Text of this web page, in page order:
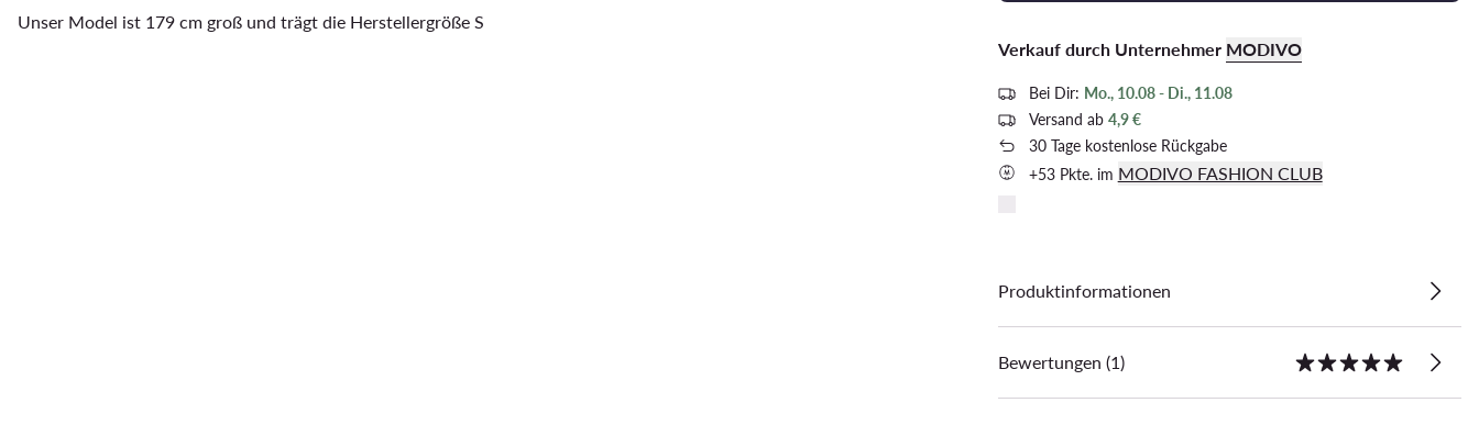
Unser Model ist 179 cm groß und trägt die Herstellergröße S
Verkauf durch Unternehmer MODIVO
Bei Dir: Mo., 10.08 - Di., 11.08
Versand ab 4,9 €
30 Tage kostenlose Rückgabe
+53 Pkte. im MODIVO FASHION CLUB
Produktinformationen
Bewertungen (1)